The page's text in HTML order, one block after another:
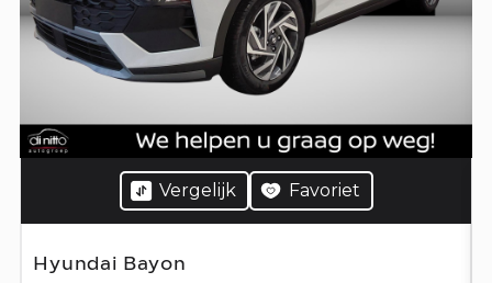
Vergelijk Favoriet
Hyundai Bayon